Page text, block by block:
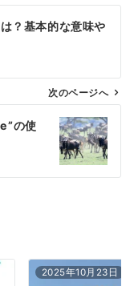
？基本的な意味や
次のページへ
の使
2025年10月23日